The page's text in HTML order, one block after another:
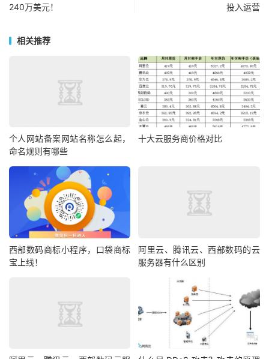
240万美元！
投入运营
相关推荐
个人网站备案网站名称怎么起，
命名规则有哪些
十大云服务商价格对比
西部数码商标小程序，口袋商标
宝上线！
阿里云、腾讯云、西部数码的云
服务器有什么区别